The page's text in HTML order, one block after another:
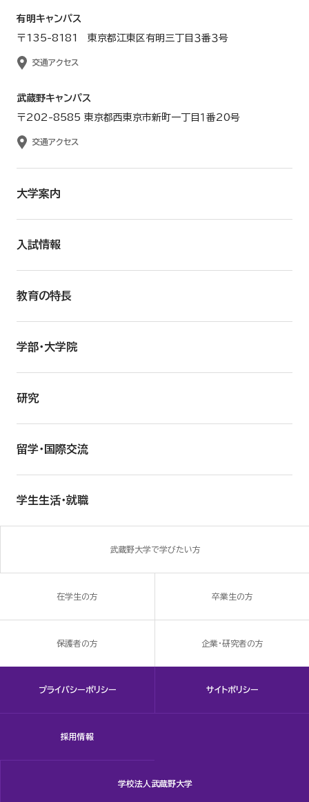
有明キャンパス
〒135-8181 東京都江東区有明三丁目３番３号
交通アクセス
武蔵野キャンパス
〒202-8585 東京都西東京市新町一丁目１番20号
交通アクセス
大学案内
入試情報
教育の特長
学部・大学院
研究
留学・国際交流
学生生活・就職
武蔵野大学で学びたい方
在学生の方 卒業生の方
保護者の方 企業・研究者の方
プライバシーポリシー サイトポリシー
採用情報
学校法人武蔵野大学